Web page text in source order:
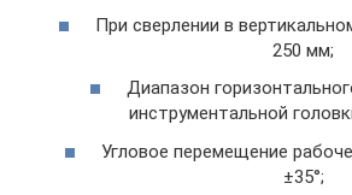
При сверлении в
250 мм;
Диапазон
инструментальной
Угловое перемещение
±35°;